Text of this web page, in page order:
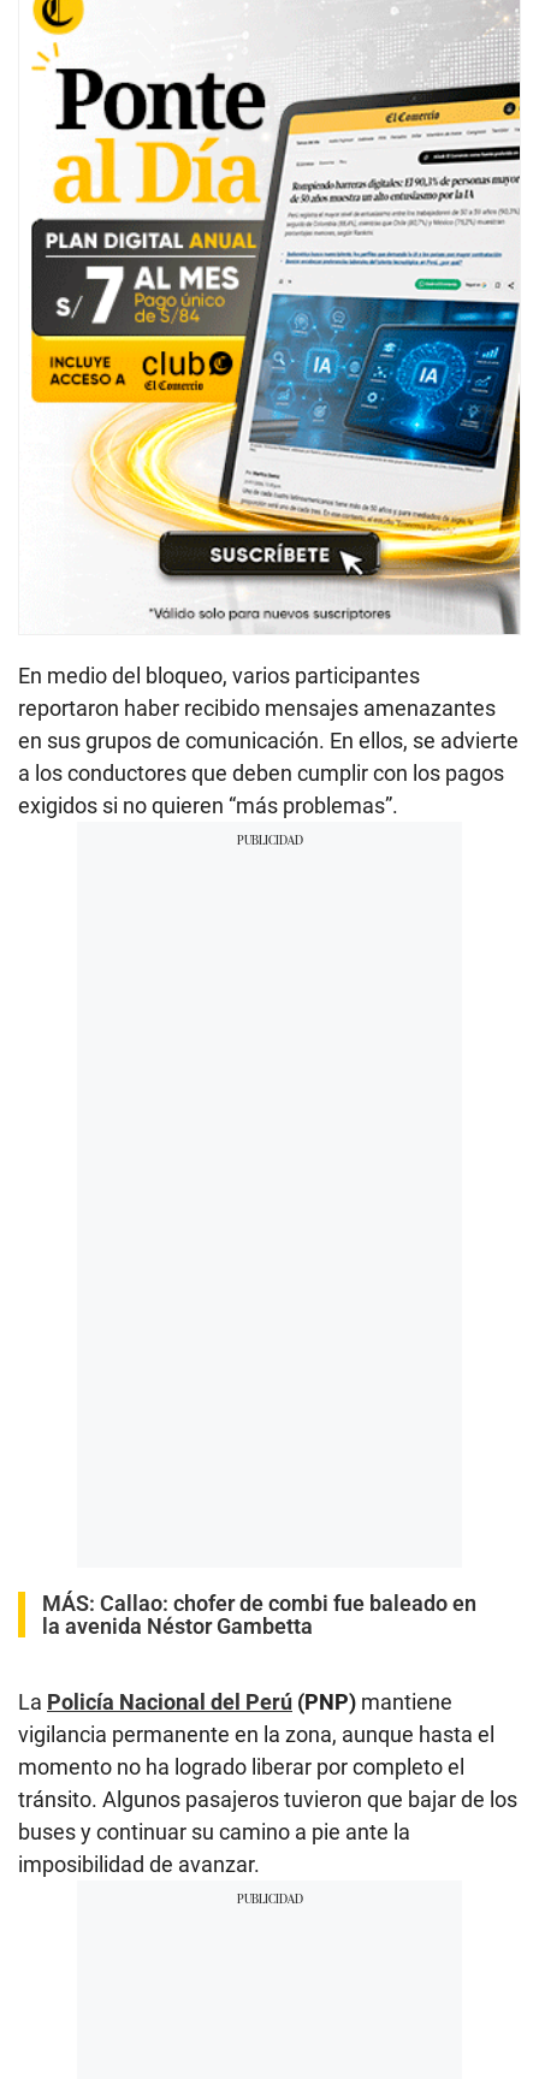
En medio del bloqueo, varios participantes
reportaron haber recibido mensajes amenazantes
en sus grupos de comunicación. En ellos, se advierte
a los conductores que deben cumplir con los pagos
exigidos si no quieren “más problemas”.
MÁS: Callao: chofer de combi fue baleado en
la avenida Néstor Gambetta
La Policía Nacional del Perú (PNP) mantiene
vigilancia permanente en la zona, aunque hasta el
momento no ha logrado liberar por completo el
tránsito. Algunos pasajeros tuvieron que bajar de los
buses y continuar su camino a pie ante la
imposibilidad de avanzar.